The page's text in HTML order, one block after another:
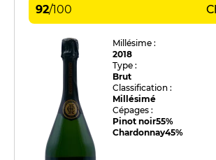
92/100
Millésime :
2018
Type :
Brut
Classification :
Millésimé
Cépages :
Pinot noir55%
Chardonnay45%